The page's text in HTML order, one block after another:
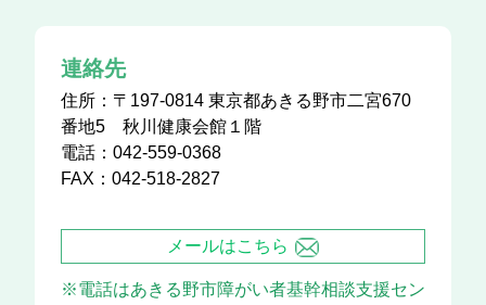
連絡先
住所：〒197-0814 東京都あきる野市二宮670
番地5 秋川健康会館１階
電話：042-559-0368
FAX：042-518-2827
メールはこちら
※電話はあきる野市障がい者基幹相談支援セン